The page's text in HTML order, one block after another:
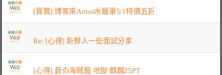
[寶寶] 博客來Amos水蠟筆5/1特價五折
Re: [心得] 新鮮人一些面試分享
[心得] 蒼の海賊龍 地獄 麒麟25PT